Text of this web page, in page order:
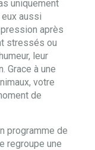
uniquement
aussi
après
stressés ou
leur
Grace à une
votre
de
programme de
regroupe une